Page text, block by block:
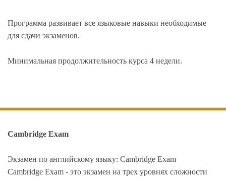
Программа развивает все языковые навыки необходимые
для сдачи экзаменов.
Минимальная продолжительность курса 4 недели.
Cambridge Exam
Экзамен по английскому языку: Cambridge Exam
Cambridge Exam - это экзамен на трех уровнях сложности